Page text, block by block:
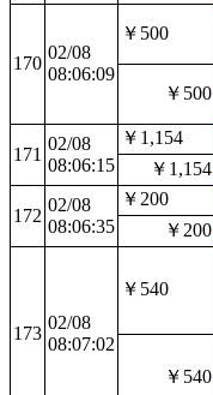
170
02/08
08:06:09
￥500
￥500
171
02/08
08:06:15
￥1,154
￥1,154
172
02/08
08:06:35
￥200
￥200
173
02/08
08:07:02
￥540
￥540